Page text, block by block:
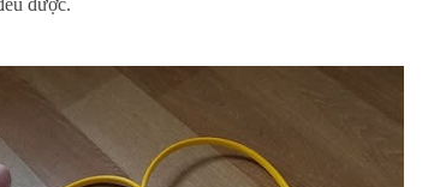
được.